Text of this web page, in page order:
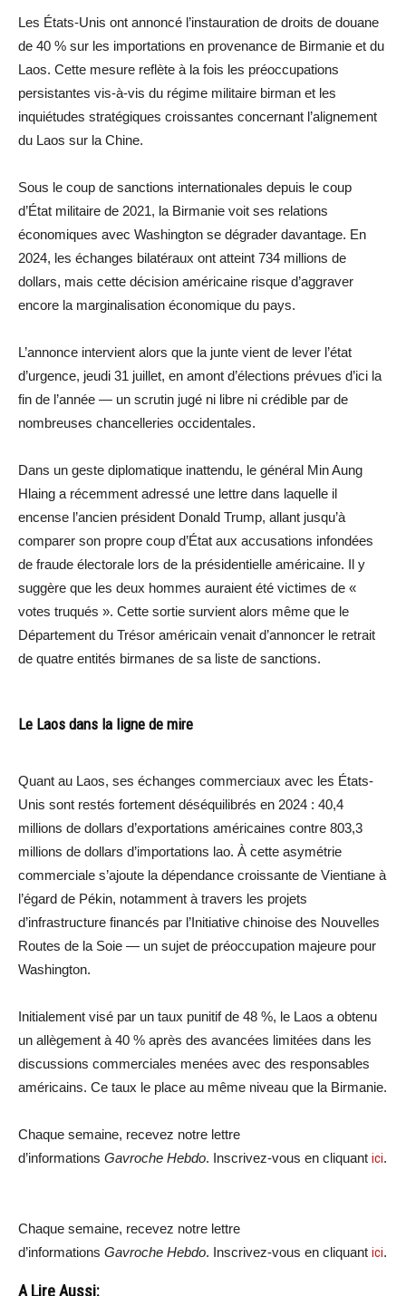
Les États-Unis ont annoncé l’instauration de droits de douane
de 40 % sur les importations en provenance de Birmanie et du
Laos. Cette mesure reflète à la fois les préoccupations
persistantes vis-à-vis du régime militaire birman et les
inquiétudes stratégiques croissantes concernant l’alignement
du Laos sur la Chine.
Sous le coup de sanctions internationales depuis le coup
d’État militaire de 2021, la Birmanie voit ses relations
économiques avec Washington se dégrader davantage. En
2024, les échanges bilatéraux ont atteint 734 millions de
dollars, mais cette décision américaine risque d’aggraver
encore la marginalisation économique du pays.
L’annonce intervient alors que la junte vient de lever l’état
d’urgence, jeudi 31 juillet, en amont d’élections prévues d’ici la
fin de l’année — un scrutin jugé ni libre ni crédible par de
nombreuses chancelleries occidentales.
Dans un geste diplomatique inattendu, le général Min Aung
Hlaing a récemment adressé une lettre dans laquelle il
encense l’ancien président Donald Trump, allant jusqu’à
comparer son propre coup d’État aux accusations infondées
de fraude électorale lors de la présidentielle américaine. Il y
suggère que les deux hommes auraient été victimes de «
votes truqués ». Cette sortie survient alors même que le
Département du Trésor américain venait d’annoncer le retrait
de quatre entités birmanes de sa liste de sanctions.
Le Laos dans la ligne de mire
Quant au Laos, ses échanges commerciaux avec les États-
Unis sont restés fortement déséquilibrés en 2024 : 40,4
millions de dollars d’exportations américaines contre 803,3
millions de dollars d’importations lao. À cette asymétrie
commerciale s’ajoute la dépendance croissante de Vientiane à
l’égard de Pékin, notamment à travers les projets
d’infrastructure financés par l’Initiative chinoise des Nouvelles
Routes de la Soie — un sujet de préoccupation majeure pour
Washington.
Initialement visé par un taux punitif de 48 %, le Laos a obtenu
un allègement à 40 % après des avancées limitées dans les
discussions commerciales menées avec des responsables
américains. Ce taux le place au même niveau que la Birmanie.
Chaque semaine, recevez notre lettre
d’informations Gavroche Hebdo. Inscrivez-vous en cliquant ici.
Chaque semaine, recevez notre lettre
d’informations Gavroche Hebdo. Inscrivez-vous en cliquant ici.
A Lire Aussi: